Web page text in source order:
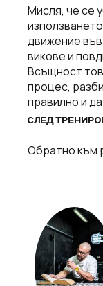
Мисля, че се
движение
викове и
Всъщност
процес,
правилно и
СЛЕД
Обратно към